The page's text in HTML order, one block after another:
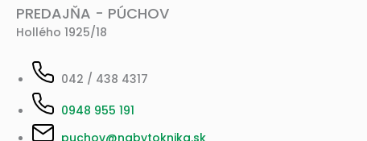
PREDAJŇA - PÚCHOV
Hollého 1925/18
042 / 438 4317
0948 955 191